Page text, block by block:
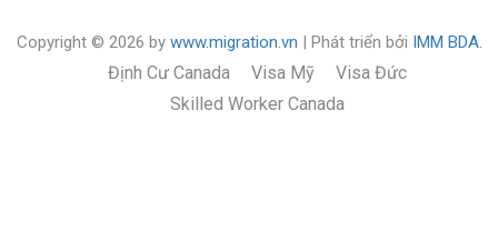
Copyright © 2026 by www.migration.vn | Phát triển bởi IMM BDA.
Định Cư Canada Visa Mỹ
Visa Đức
Skilled Worker Canada